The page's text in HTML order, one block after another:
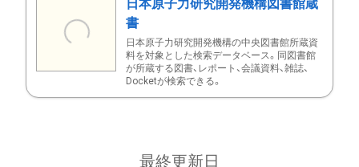
日本原子力研究開発機構図書館蔵
書
日本原子力研究開発機構の中央図書館所蔵資
料を対象とした検索データベース。同図書館
が所蔵する図書、レポート、会議資料、雑誌、
Docketが検索できる。
最終更新日